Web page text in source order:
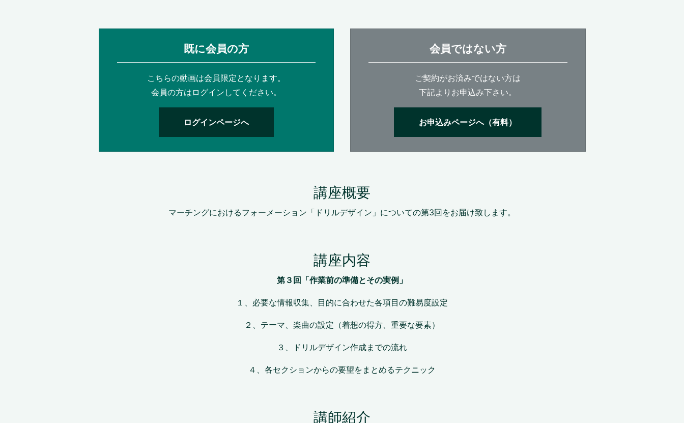
既に会員の方
こちらの動画は会員限定となります。
会員の方はログインしてください。
ログインページへ
会員ではない方
ご契約がお済みではない方は
下記よりお申込み下さい。
お申込みページへ（有料）
講座概要
マーチングにおけるフォーメーション「ドリルデザイン」についての第3回をお届け致します。
講座内容
第３回「作業前の準備とその実例」
１、必要な情報収集、目的に合わせた各項目の難易度設定
２、テーマ、楽曲の設定（着想の得方、重要な要素）
３、ドリルデザイン作成までの流れ
４、各セクションからの要望をまとめるテクニック
講師紹介